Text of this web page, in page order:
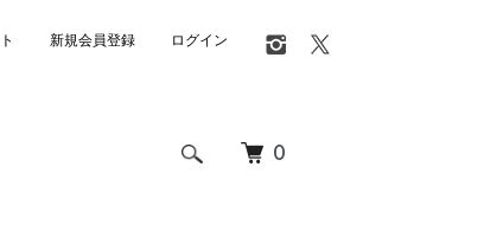
0
新規会員登録 ログイン